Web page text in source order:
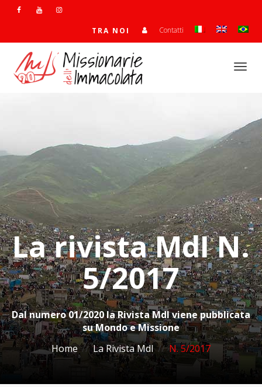
TRA NOI Contatti
La rivista MdI N.
5/2017
Dal numero 01/2020 la Rivista MdI viene pubblicata
su Mondo e Missione
Home / La Rivista MdI / N. 5/2017